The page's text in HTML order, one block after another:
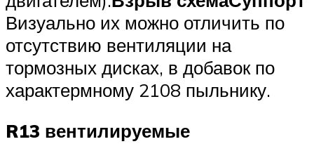
Визуально их можно отличить по
отсутствию вентиляции на
тормозных дисках, в добавок по
характермному 2108 пыльнику.
R13 вентилируемые